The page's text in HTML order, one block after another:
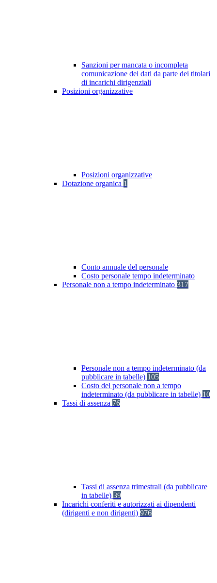
Sanzioni per mancata o incompleta
comunicazione dei dati da parte dei titolari
di incarichi dirigenziali
Posizioni organizzative
Posizioni organizzative
Dotazione organica 1
Conto annuale del personale
Costo personale tempo indeterminato
Personale non a tempo indeterminato 317
Personale non a tempo indeterminato (da
pubblicare in tabelle) 105
Costo del personale non a tempo
indeterminato (da pubblicare in tabelle) 10
Tassi di assenza 76
Tassi di assenza trimestrali (da pubblicare
in tabelle) 39
Incarichi conferiti e autorizzati ai dipendenti
(dirigenti e non dirigenti) 976